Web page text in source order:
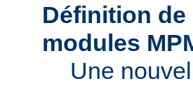
Définition
modules
Une